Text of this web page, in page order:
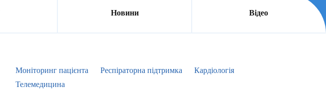
Новини Відео
Моніторинг пацієнта Респіраторна підтримка
Кардіологія
Телемедицина